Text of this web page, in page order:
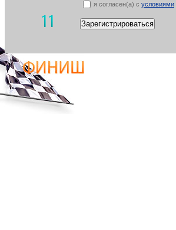
я согласен(а) с условиями
Зарегистрироваться